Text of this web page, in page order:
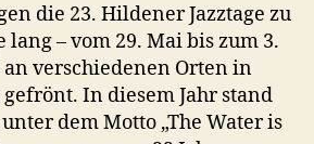
die 23. Hildener Jazztage zu
lang – vom 29. Mai bis zum 3.
verschiedenen Orten in
In diesem Jahr stand
dem Motto „The Water is